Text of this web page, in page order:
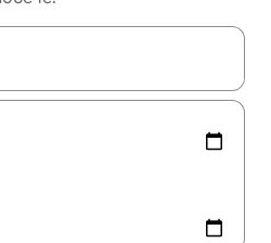
покажат, използвайте